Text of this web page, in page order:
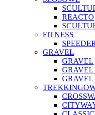
REACTO
FITNESS
SPEEDER
GRAVEL
GRAVEL
GRAVEL